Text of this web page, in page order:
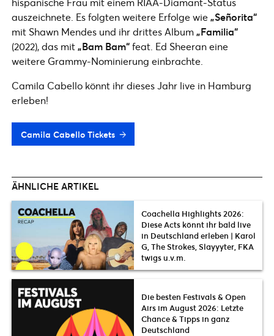
auszeichnete. Es folgten weitere Erfolge wie„Señorita“
mit Shawn Mendes und ihr drittes Album„Familia“
(2022), das mit„Bam Bam“feat. Ed Sheeran eine
weitere Grammy-Nominierung einbrachte.
Camila Cabello könnt ihr dieses Jahr live in Hamburg
erleben!
Camila Cabello Tickets
ÄHNLICHE ARTIKEL
Coachella Highlights 2026:
Diese Acts könnt ihr bald live
in Deutschland erleben | Karol
G, The Strokes, Slayyyter, FKA
twigs u.v.m.
Die besten Festivals & Open
Airs im August 2026: Letzte
Chance & Tipps in ganz
Deutschland